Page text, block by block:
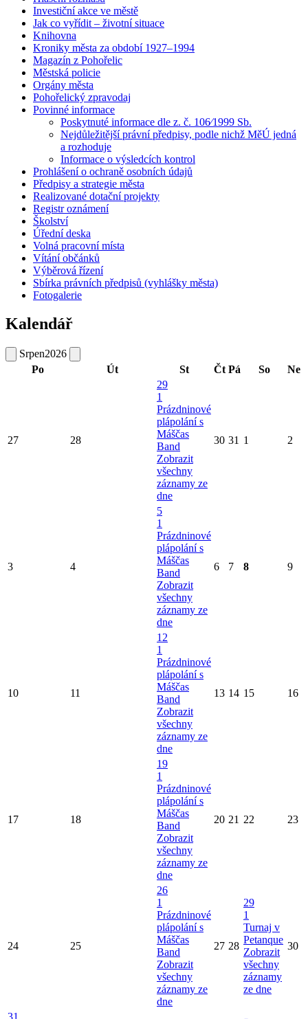
Investiční akce ve městě
Jak co vyřídit – životní situace
Knihovna
Kroniky města za období 1927–1994
Magazín z Pohořelic
Městská policie
Orgány města
Pohořelický zpravodaj
Povinné informace
Poskytnuté informace dle z. č. 106⁄1999 Sb.
Nejdůležitější právní předpisy, podle nichž MěÚ jedná
a rozhoduje
Informace o výsledcích kontrol
Prohlášení o ochraně osobních údajů
Předpisy a strategie města
Realizované dotační projekty
Registr oznámení
Školství
Úřední deska
Volná pracovní místa
Vítání občánků
Výběrová řízení
Sbírka právních předpisů (vyhlášky města)
Fotogalerie
Kalendář
Srpen2026
Po
Út St Čt Pá So Ne
27 28
29
1
Prázdninové
plápolání s
Máščas
Band
Zobrazit
všechny
záznamy ze
dne
30 31 1 2
3 4
5
1
Prázdninové
plápolání s
Máščas
Band
Zobrazit
všechny
záznamy ze
dne
6 7 8 9
10 11
12
1
Prázdninové
plápolání s
Máščas
Band
Zobrazit
všechny
záznamy ze
dne
13 14 15 16
17 18
19
1
Prázdninové
plápolání s
Máščas
Band
Zobrazit
všechny
záznamy ze
dne
20 21 22 23
24 25
26
1
Prázdninové
plápolání s
Máščas
Band
Zobrazit
všechny
záznamy ze
dne
27 28
29
1
Turnaj v
Petanque
Zobrazit
všechny
záznamy
ze dne
30